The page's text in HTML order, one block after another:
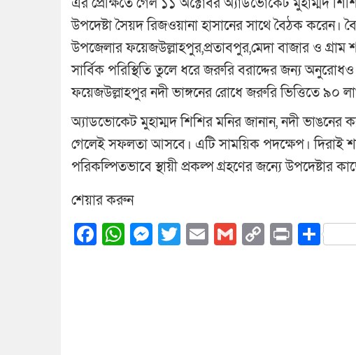
উপদেষ্টা সৈয়দ রিজওয়ানা হাসানের সাথে বৈঠক করেন।
উপজেলার ফয়েজউল্লাহপুর,প্রতাবপুর,মেদা বাজার ও গ্রাম
সার্বিক পরিস্থিতি তুলে ধরে জরুরি বরাদ্দের জন্য
ফয়েজউল্লাহপুর নদী ভাঙ্গনের রোধে জরুরি ভিত্তিতে ৯০
অ্যাডভোকেট মুহাম্মদ শিশির মনির জানান, নদী ভাঙনের
গেলেই সফলতা আসবে। এটি সাময়িক পদক্ষেপ। দিরাই
পরিকল্পিতভাবে স্থায়ী প্রকল্প গ্রহণের জন্যে উপদেষ্টার
শেয়ার করুন
Facebook
WhatsApp
Messenger
Twitter
EmailGmailCopy
Print